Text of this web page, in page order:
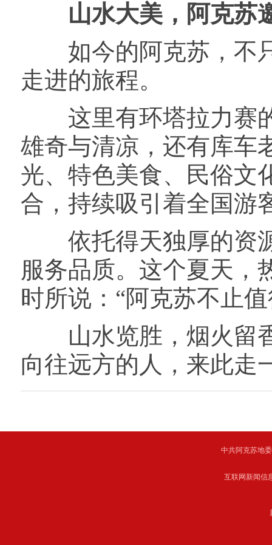
山水大美，阿克苏
如今的阿克苏，不只
走进的旅程。
这里有环塔拉力赛的
雄奇与清凉，还有库车
光、特色美食、民俗
合，持续吸引着全国游
依托得天独厚的资源
服务品质。这个夏天，
时所说：“阿克苏不止
山水览胜，烟火留香
向往远方的人，来此走
中共阿克苏地
互联网新闻